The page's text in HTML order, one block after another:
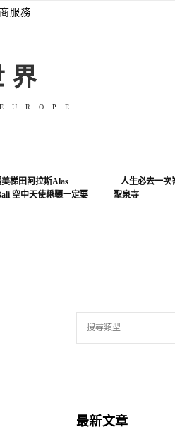
服務
梯田阿拉斯Alas
空中天使鞦韆一定要
人生必去一次
聖泉寺
最新文章